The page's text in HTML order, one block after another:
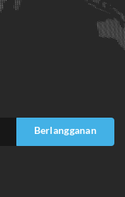
Berlangganan